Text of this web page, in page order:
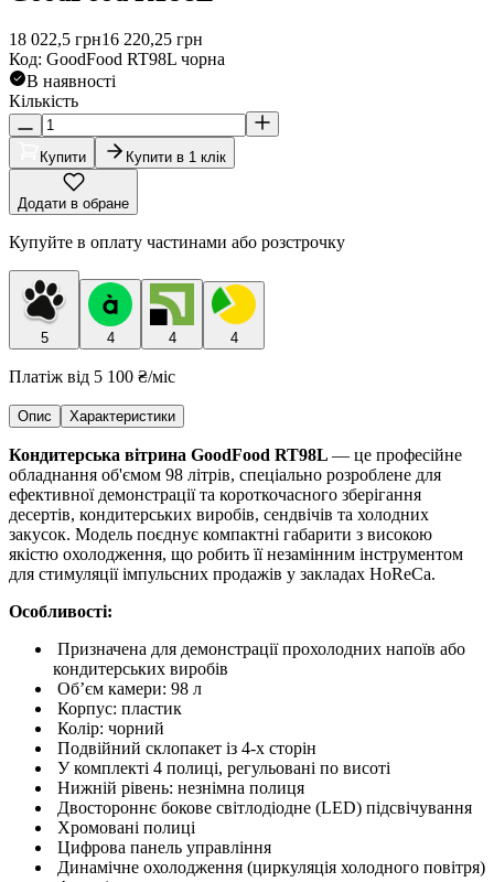
18 022,5 грн16 220,25 грн
Код: GoodFood RT98L чорна
В наявності
Кількість
Купити Купити в 1 клік
Додати в обране
Купуйте в оплату частинами або розстрочку
5 4 4 4
Платіж від 5 100 ₴/міс
Опис Характеристики
Кондитерська вітрина GoodFood RT98L — це професійне
обладнання об'ємом 98 літрів, спеціально розроблене для
ефективної демонстрації та короткочасного зберігання
десертів, кондитерських виробів, сендвічів та холодних
закусок. Модель поєднує компактні габарити з високою
якістю охолодження, що робить її незамінним інструментом
для стимуляції імпульсних продажів у закладах HoReCa.
Особливості:
Призначена для демонстрації прохолодних напоїв або
кондитерських виробів
Об’єм камери: 98 л
Корпус: пластик
Колір: чорний
Подвійний склопакет із 4-х сторін
У комплекті 4 полиці, регульовані по висоті
Нижній рівень: незнімна полиця
Двостороннє бокове світлодіодне (LED) підсвічування
Хромовані полиці
Цифрова панель управління
Динамічне охолодження (циркуляція холодного повітря)